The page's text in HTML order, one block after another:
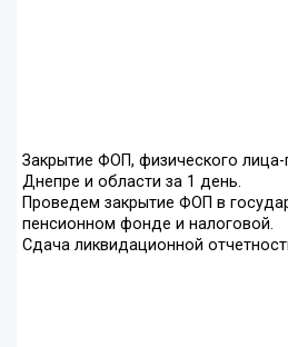
Закрытие ФОП, физического
Днепре и области за 1 день.
Проведем закрытие ФОП в
пенсионном фонде и налоговой.
Сдача ликвидационной